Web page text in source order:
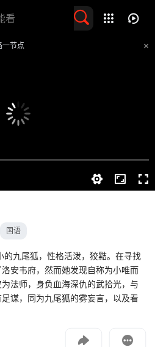
一节点
国语
的九尾狐，性格活泼，狡黠。在寻找
安韦府，然而她发现自称为小唯而
法师，身负血海深仇的武拾光，与
谋，同为九尾狐的雾妄言，以及看
如遇无法播放请提交给我们